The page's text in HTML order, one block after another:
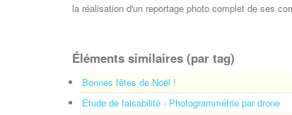
la réalisation d'un reportage photo complet de ses
Éléments similaires (par tag)
Bonnes fêtes de Noël !
Etude de faisabilité - Photogrammétrie par drone